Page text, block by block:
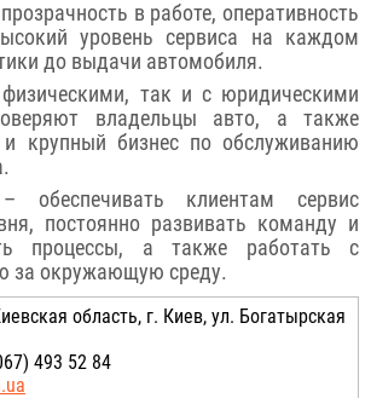
в работе, оперативность
уровень сервиса на каждом
до выдачи автомобиля.
так и с юридическими
владельцы авто, а также
крупный бизнес по обслуживанию
обеспечивать клиентам сервис
постоянно развивать команду и
процессы, а также работать с
за окружающую среду.
область, г. Киев, ул. Богатырская
493 52 84